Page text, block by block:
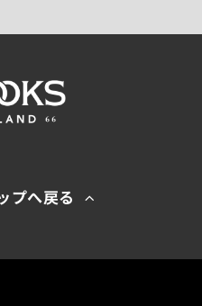
プへ戻る